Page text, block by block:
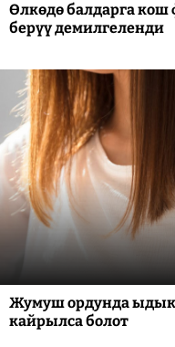
Өлкөдө балдарга кош
берүү демилгеленди
Жумуш ордунда
кайрылса болот